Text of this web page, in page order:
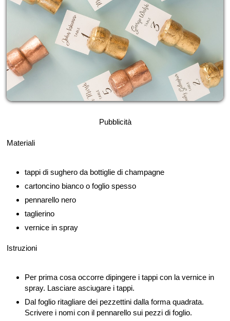
Pubblicità
Materiali
tappi di sughero da bottiglie di champagne
cartoncino bianco o foglio spesso
pennarello nero
taglierino
vernice in spray
Istruzioni
Per prima cosa occorre dipingere i tappi con la vernice in
spray. Lasciare asciugare i tappi.
Dal foglio ritagliare dei pezzettini dalla forma quadrata.
Scrivere i nomi con il pennarello sui pezzi di foglio.